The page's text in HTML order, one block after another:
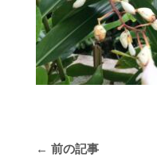
← 前の記事